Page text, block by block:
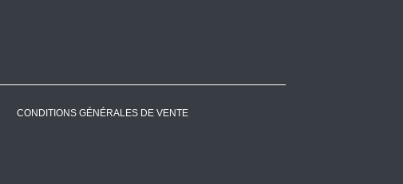
CONDITIONS GÉNÉRALES DE VENTE